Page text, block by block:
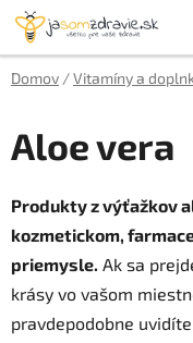
Prejsť
obsah
Domov /Vitamíny a
Aloe vera
Produkty z výťažkov
kozmetickom,
priemysle. Ak sa
krásy vo vašom
pravdepodobne